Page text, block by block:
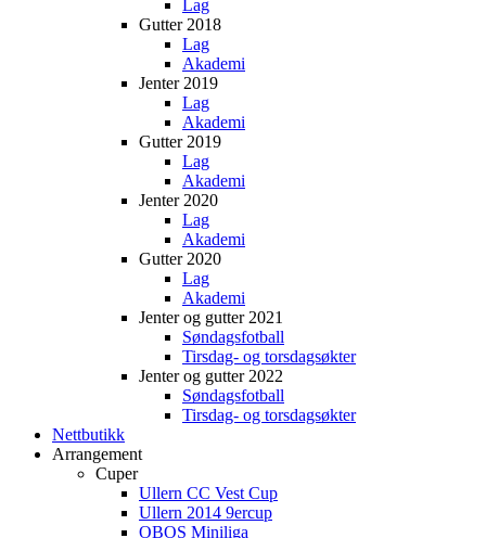
Lag
Gutter 2018
Lag
Akademi
Jenter 2019
Lag
Akademi
Gutter 2019
Lag
Akademi
Jenter 2020
Lag
Akademi
Gutter 2020
Lag
Akademi
Jenter og gutter 2021
Søndagsfotball
Tirsdag- og torsdagsøkter
Jenter og gutter 2022
Søndagsfotball
Tirsdag- og torsdagsøkter
Nettbutikk
Arrangement
Cuper
Ullern CC Vest Cup
Ullern 2014 9ercup
OBOS Miniliga